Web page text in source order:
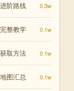
阶路线 0.3w
整教学 0.1w
取方法 0.1w
图汇总 0.1w